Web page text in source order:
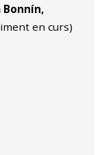
Bonnín,
en curs)